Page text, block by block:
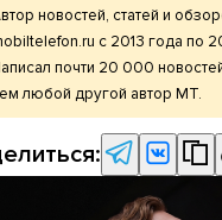
новостей, статей и
с 2013 года по
почти 20 000
любой другой автор МТ.